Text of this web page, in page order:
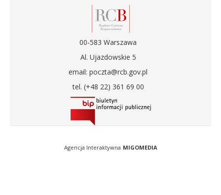
00-583 Warszawa
Al. Ujazdowskie 5
email: poczta@rcb.gov.pl
tel. (+48 22) 361 69 00
Agencja Interaktywna MIGOMEDIA